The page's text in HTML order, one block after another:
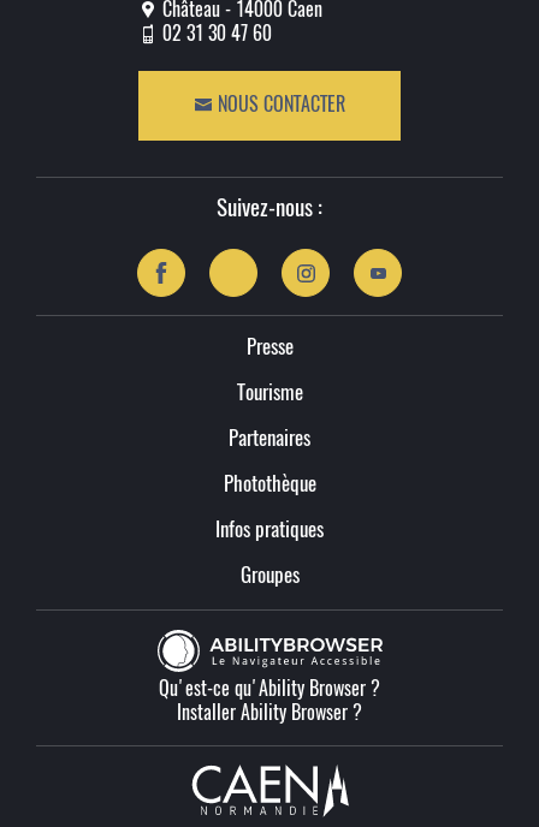
Château - 14000 Caen
02 31 30 47 60
NOUS CONTACTER
Suivez-nous :
Presse
Tourisme
Partenaires
Photothèque
Infos pratiques
Groupes
Qu'est-ce qu'Ability Browser ?
Installer Ability Browser ?